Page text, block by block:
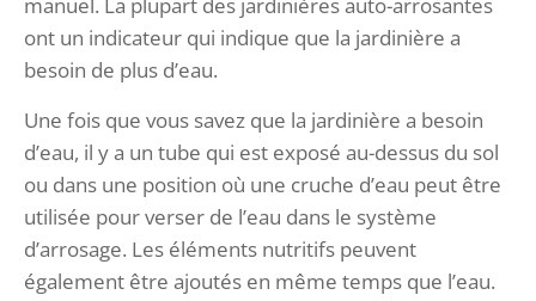
manuel. La plupart des jardinières auto-arrosantes
ont un indicateur qui indique que la jardinière a
besoin de plus d’eau.
Une fois que vous savez que la jardinière a besoin
d’eau, il y a un tube qui est exposé au-dessus du sol
ou dans une position où une cruche d’eau peut être
utilisée pour verser de l’eau dans le système
d’arrosage. Les éléments nutritifs peuvent
également être ajoutés en même temps que l’eau.